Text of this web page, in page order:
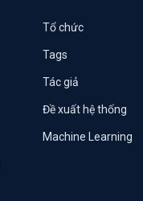
Tổ chức
Tags
Tác giả
Đề xuất hệ thống
Machine Learning